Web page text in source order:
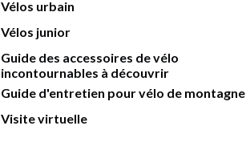
Vélos urbain
Vélos junior
Guide des accessoires de vélo
incontournables à découvrir
Guide d'entretien pour vélo de montagne
Visite virtuelle